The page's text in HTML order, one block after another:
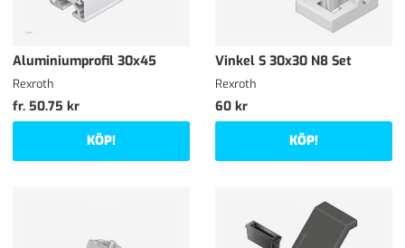
Aluminiumprofil 30x45
Rexroth
fr. 50.75 kr
KÖP!
Vinkel S 30x30 N8 Set
Rexroth
60 kr
KÖP!